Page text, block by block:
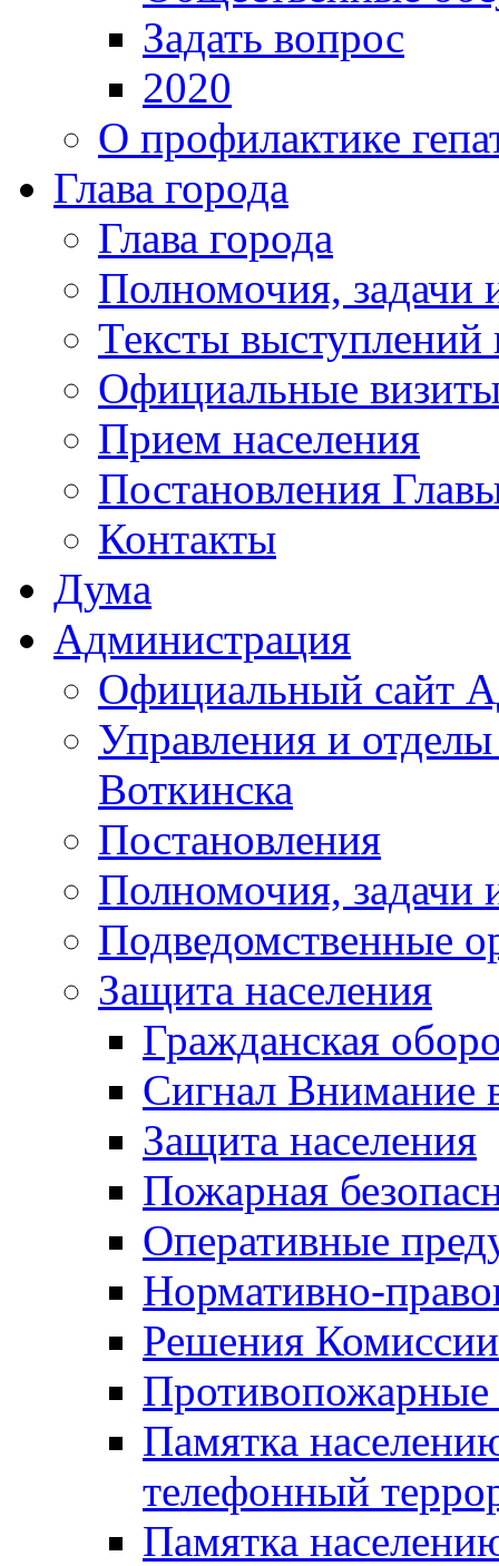
Задать вопрос
2020
О профилактике
Глава города
Глава города
Полномочия, задачи
Тексты выступлений
Официальные
Прием населения
Постановления
Контакты
Дума
Администрация
Официальный сайт
Управления и
Воткинска
Постановления
Полномочия, задачи
Подведомственные
Защита населения
Гражданская
Сигнал Внимание
Защита населения
Пожарная
Оперативные
Нормативно-
Решения
Противопожарные
Памятка
телефонный
Памятка